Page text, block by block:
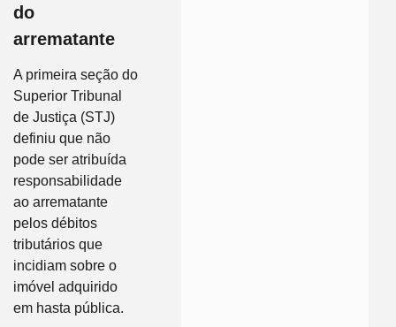
do
arrematante
A primeira seção do
Superior Tribunal
de Justiça (STJ)
definiu que não
pode ser atribuída
responsabilidade
ao arrematante
pelos débitos
tributários que
incidiam sobre o
imóvel adquirido
em hasta pública.